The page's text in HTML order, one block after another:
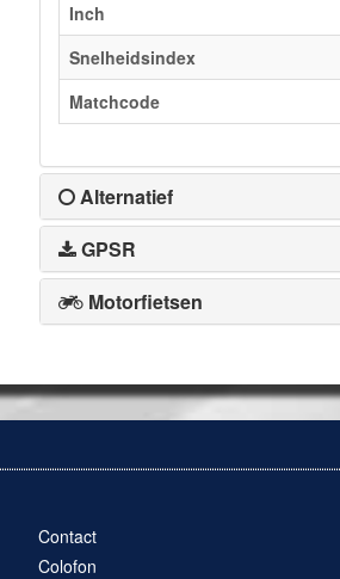
Inch
Snelheidsindex
Matchcode
Alternatief
GPSR
Motorfietsen
Contact
Colofon